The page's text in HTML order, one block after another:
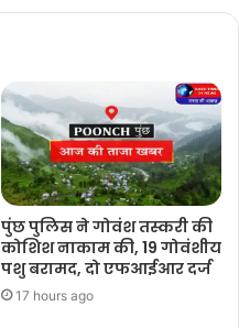
पुंछ पुलिस ने गोवंश तस्करी की
कोशिश नाकाम की, 19 गोवंशीय
पशु बरामद, दो एफआईआर दर्ज
17 hours ago